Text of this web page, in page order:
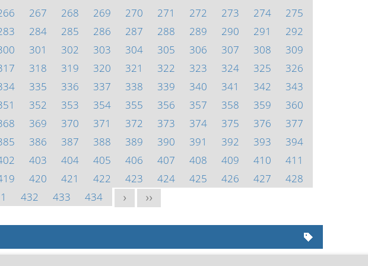
267 268 269 270 271 272 273 274
275
284 285 286 287 288 289 290 291
292
301 302 303 304 305 306 307 308
309
318 319 320 321 322 323 324 325
326
335 336 337 338 339 340 341 342
343
352 353 354 355 356 357 358 359
360
369 370 371 372 373 374 375 376
377
386 387 388 389 390 391 392 393
394
403 404 405 406 407 408 409 410
411
420 421 422 423 424 425 426 427
428
432 433 434 > >>